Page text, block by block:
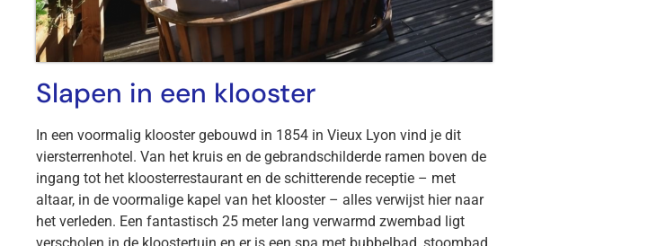
Slapen in een klooster
In een voormalig klooster gebouwd in 1854 in Vieux Lyon vind je dit
viersterrenhotel. Van het kruis en de gebrandschilderde ramen boven de
ingang tot het kloosterrestaurant en de schitterende receptie – met
altaar, in de voormalige kapel van het klooster – alles verwijst hier naar
het verleden. Een fantastisch 25 meter lang verwarmd zwembad ligt